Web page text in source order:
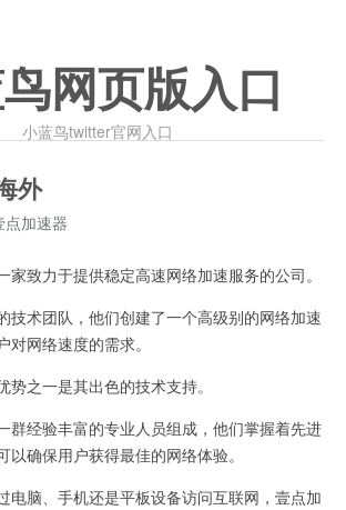
网页版入口
小蓝鸟twitter官网入口
外
点加速器
致力于提供稳定高速网络加速服务的公司。
术团队，他们创建了一个高级别的网络加速
网络速度的需求。
之一是其出色的技术支持。
经验丰富的专业人员组成，他们掌握着先进
以确保用户获得最佳的网络体验。
脑、手机还是平板设备访问互联网，壹点加